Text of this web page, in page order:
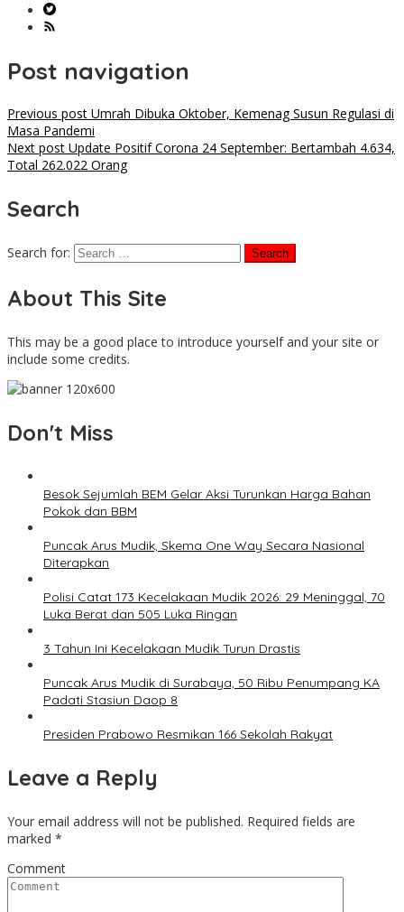
Post navigation
Previous post Umrah Dibuka Oktober, Kemenag Susun Regulasi di
Masa Pandemi
Next post Update Positif Corona 24 September: Bertambah 4.634,
Total 262.022 Orang
Search
Search for:
About This Site
This may be a good place to introduce yourself and your site or
include some credits.
Don't Miss
Besok Sejumlah BEM Gelar Aksi Turunkan Harga Bahan
Pokok dan BBM
Puncak Arus Mudik, Skema One Way Secara Nasional
Diterapkan
Polisi Catat 173 Kecelakaan Mudik 2026: 29 Meninggal, 70
Luka Berat dan 505 Luka Ringan
3 Tahun Ini Kecelakaan Mudik Turun Drastis
Puncak Arus Mudik di Surabaya, 50 Ribu Penumpang KA
Padati Stasiun Daop 8
Presiden Prabowo Resmikan 166 Sekolah Rakyat
Leave a Reply
Your email address will not be published. Required fields are
marked *
Comment